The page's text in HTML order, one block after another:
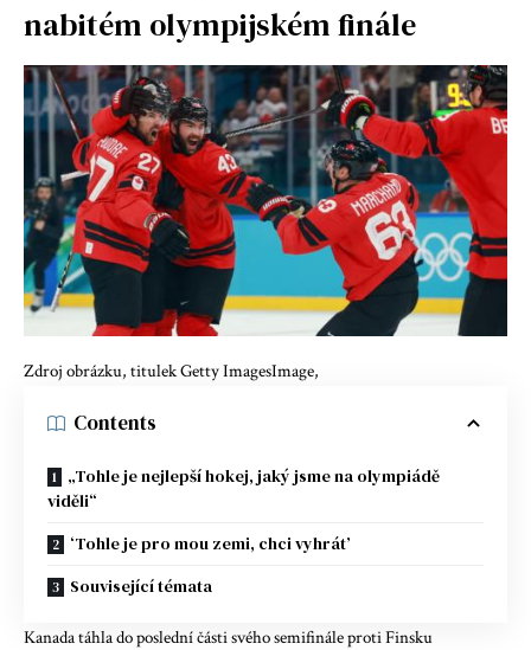
nabitém olympijském finále
Zdroj obrázku, titulek Getty ImagesImage,
Contents
„Tohle je nejlepší hokej, jaký jsme na olympiádě
viděli“
‘Tohle je pro mou zemi, chci vyhrát’
Související témata
Kanada táhla do poslední části svého semifinále proti Finsku